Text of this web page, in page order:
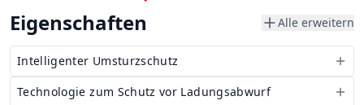
Eigenschaften Alle erweitern
Intelligenter Umsturzschutz
Technologie zum Schutz vor Ladungsabwurf